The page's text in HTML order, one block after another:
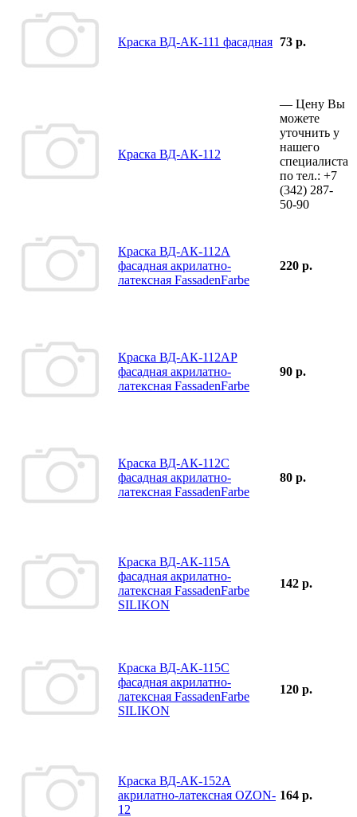
Краска ВД-АК-111 фасадная 73 р.
Краска ВД-АК-112
— Цену Вы
можете
уточнить у
нашего
специалиста
по тел.: +7
(342) 287-
50-90
Краска ВД-АК-112А
фасадная акрилатно-
латексная FassadenFarbe
220 р.
Краска ВД-АК-112АР
фасадная акрилатно-
латексная FassadenFarbe
90 р.
Краска ВД-АК-112С
фасадная акрилатно-
латексная FassadenFarbe
80 р.
Краска ВД-АК-115А
фасадная акрилатно-
латексная FassadenFarbe
SILIKON
142 р.
Краска ВД-АК-115С
фасадная акрилатно-
латексная FassadenFarbe
SILIKON
120 р.
Краска ВД-АК-152А
акрилатно-латексная OZON-
12
164 р.